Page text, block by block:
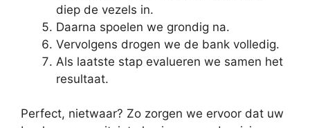
diep de vezels in.
Daarna spoelen we grondig na.
Vervolgens drogen we de bank volledig.
Als laatste stap evalueren we samen het
resultaat.
Perfect, nietwaar? Zo zorgen we ervoor dat uw